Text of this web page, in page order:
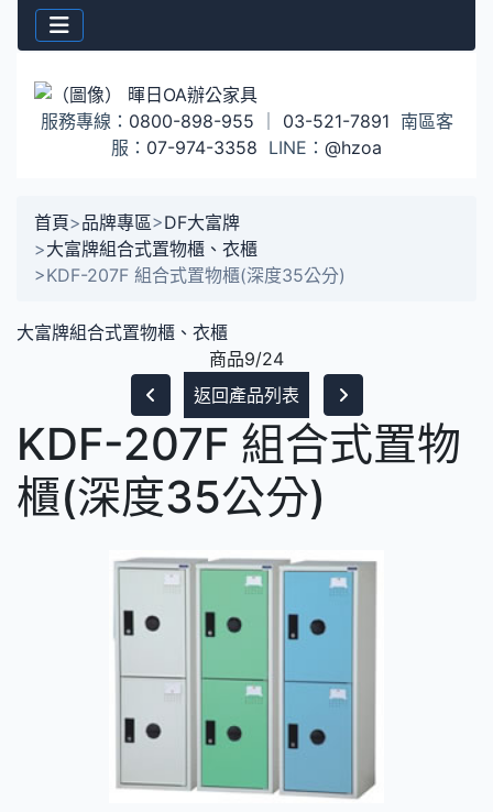
服務專線： 0800-898-955 03-521-7891 南區客
服： 07-974-3358 LINE： @hzoa
首頁>品牌專區>DF大富牌
>大富牌組合式置物櫃、衣櫃
>KDF-207F 組合式置物櫃(深度35公分)
大富牌組合式置物櫃、衣櫃
商品9/24
返回產品列表
KDF-207F 組合式置物
櫃(深度35公分)